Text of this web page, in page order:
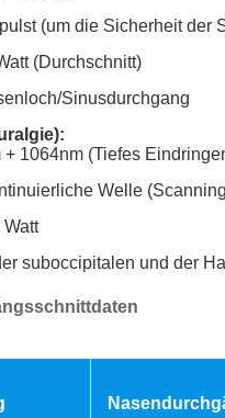
(um die Sicherheit der
(Durchschnitt)
Sinusdurchgang
+ 1064nm (Tiefes
Welle
Watt
suboccipitalen und der